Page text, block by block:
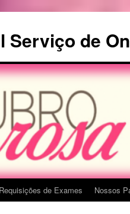
Serviço de
Requisições de Exames Nossos